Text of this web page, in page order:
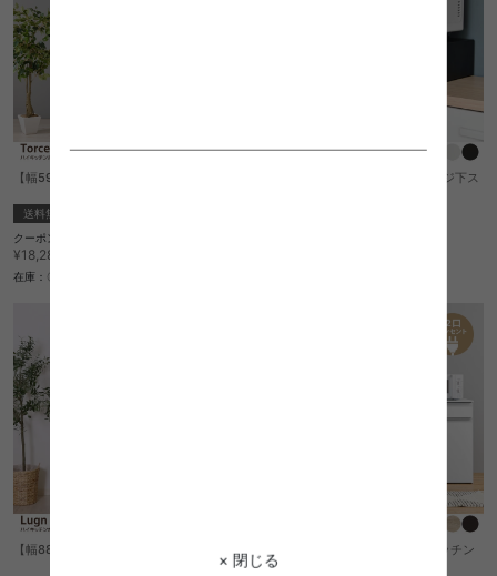
× 閉じる
【幅59cm】Torce ハイキッチンボード
送料無料
クーポン利用で
¥18,280→
在庫：〇
【幅45cm】TREE 引き出し付レンジ下ス
【幅88.5cm】Lugn ハイキッチンボード
【幅133〜207cm】Rodas 伸縮キッチン
カウンター